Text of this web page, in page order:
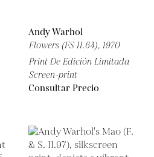
Andy Warhol
Flowers (FS II.64), 1970
Print De Edición Limitada
Screen-print
Consultar Precio